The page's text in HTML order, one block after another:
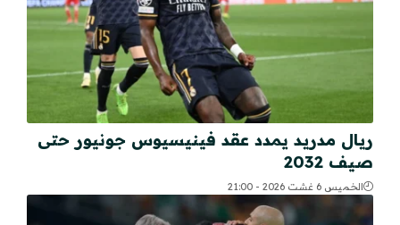
ريال مدريد يمدد عقد فينيسيوس جونيور حتى
صيف 2032
الخميس 6 غشت 2026 - 21:00